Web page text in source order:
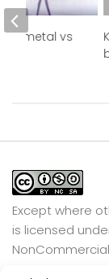
metal vs
Except where
is licensed